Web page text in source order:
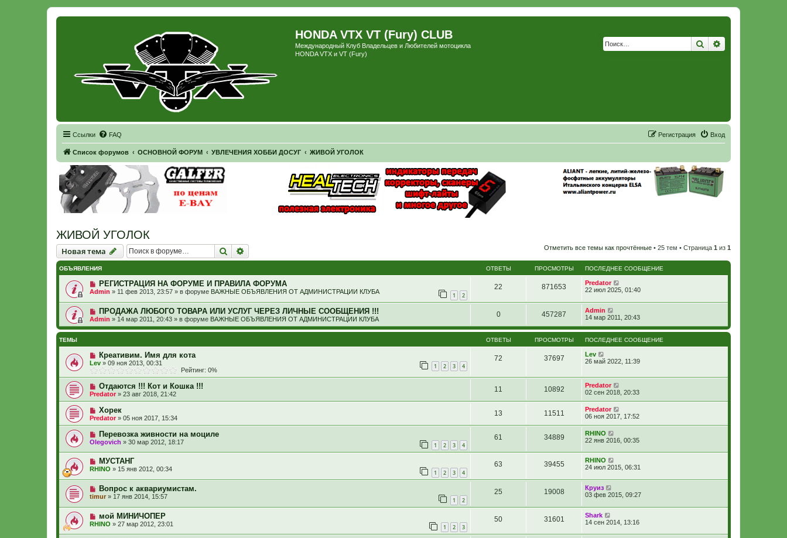
HONDA VTX VT (Fury) CLUB
Международный Клуб Владельцев и Любителей мотоцикла
HONDA VTX и VT (Fury)
Поиск
Ссылки FAQ Вход
Регистрация
Список форумов ОСНОВНОЙ ФОРУМ УВЛЕЧЕНИЯ ХОББИ ДОСУГ ЖИВОЙ УГОЛОК
ЖИВОЙ УГОЛОК
Новая тема
Новаятема Поиск Отметить все темы как прочтённые • 25 тем • Страница 1 из 1
ОБЪЯВЛЕНИЯ ОТВЕТЫ ПРОСМОТРЫ ПОСЛЕДНЕЕ СООБЩЕНИЕ
РЕГИСТРАЦИЯ НА ФОРУМЕ И ПРАВИЛА ФОРУМА
Admin » 11 фев 2013, 23:57 » в форуме ВАЖНЫЕ ОБЪЯВЛЕНИЯ ОТ АДМИНИСТРАЦИИ КЛУБА 1 2
22 871653
Predator
22 июл 2025, 01:40
ПРОДАЖА ЛЮБОГО ТОВАРА ИЛИ УСЛУГ ЧЕРЕЗ ЛИЧНЫЕ СООБЩЕНИЯ !!!
Admin » 14 мар 2011, 20:43 » в форуме ВАЖНЫЕ ОБЪЯВЛЕНИЯ ОТ АДМИНИСТРАЦИИ КЛУБА
0 457287
Admin
14 мар 2011, 20:43
ТЕМЫ ОТВЕТЫ ПРОСМОТРЫ ПОСЛЕДНЕЕ СООБЩЕНИЕ
Креативим. Имя для кота
Lev » 09 ноя 2013, 00:31 1 2 3 4
Рейтинг: 0%
72 37697
Lev
26 май 2022, 11:39
Отдаются !!! Кот и Кошка !!!
Predator» 23 авг 2018, 21:42
11 10892
Predator
02 сен 2018, 20:33
Хорек
Predator» 05 ноя 2017, 15:34
13 11511
Predator
06 ноя 2017, 17:52
Перевозка живности на моциле
Olegovich » 30 мар 2012, 18:17 1 2 3 4
61 34889
RHINO
22 янв 2016, 00:35
МУСТАНГ
RHINO » 15 янв 2012, 00:34 1 2 3 4
63 39455
RHINO
24 июл 2015, 06:31
Вопрос к аквариумистам.
timur » 17 янв 2014, 15:57 1 2
25 19008
Круиз
03 фев 2015, 09:27
мой МИНИЧОПЕР
RHINO » 27 мар 2012, 23:01 1 2 3
50 31601
Shark
14 сен 2014, 13:16